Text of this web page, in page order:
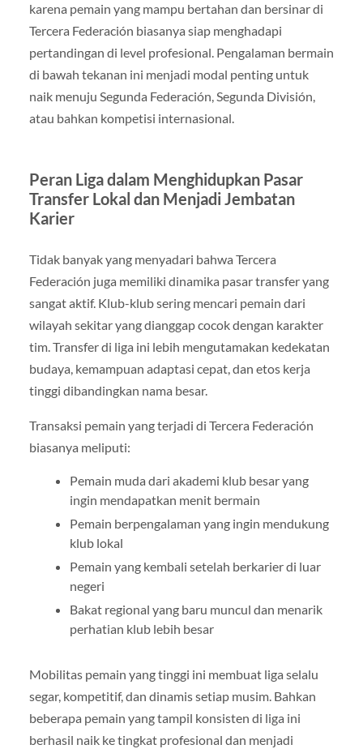
karena pemain yang mampu bertahan dan bersinar di
Tercera Federación biasanya siap menghadapi
pertandingan di level profesional. Pengalaman bermain
di bawah tekanan ini menjadi modal penting untuk
naik menuju Segunda Federación, Segunda División,
atau bahkan kompetisi internasional.
Peran Liga dalam Menghidupkan Pasar
Transfer Lokal dan Menjadi Jembatan
Karier
Tidak banyak yang menyadari bahwa Tercera
Federación juga memiliki dinamika pasar transfer yang
sangat aktif. Klub-klub sering mencari pemain dari
wilayah sekitar yang dianggap cocok dengan karakter
tim. Transfer di liga ini lebih mengutamakan kedekatan
budaya, kemampuan adaptasi cepat, dan etos kerja
tinggi dibandingkan nama besar.
Transaksi pemain yang terjadi di Tercera Federación
biasanya meliputi:
Pemain muda dari akademi klub besar yang
ingin mendapatkan menit bermain
Pemain berpengalaman yang ingin mendukung
klub lokal
Pemain yang kembali setelah berkarier di luar
negeri
Bakat regional yang baru muncul dan menarik
perhatian klub lebih besar
Mobilitas pemain yang tinggi ini membuat liga selalu
segar, kompetitif, dan dinamis setiap musim. Bahkan
beberapa pemain yang tampil konsisten di liga ini
berhasil naik ke tingkat profesional dan menjadi